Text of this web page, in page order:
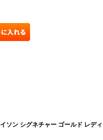
ソン シグネチャー ゴールド レディ